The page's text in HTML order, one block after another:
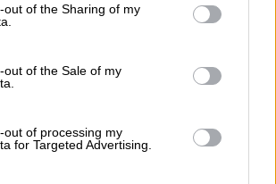
visit or usage behaviour. You may click to
to Google and its third-party tags to
below specified purposes in below Google
out of the Sharing of my
out of the Sale of my
out of processing my
for Targeted Advertising.
και να δέσει στο λιμάνι της
με πληροφορίες τα πρώτα
την προηγούμενη
από την περασμένη Κυριακή
και βρίσκεται σε
τότε ο αριθμός των ασθενών
μεγάλη ταχύτητα.